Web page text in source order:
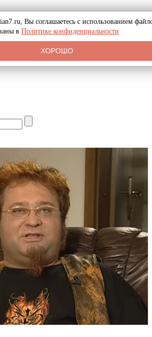
Вы соглашаетесь с использованием
в Политике конфиденциальности
ХОРОШО